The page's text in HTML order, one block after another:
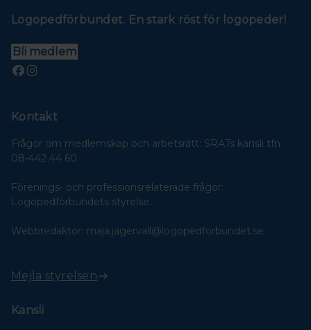
Logopedförbundet. En stark röst för logopeder!
Bli medlem
Kontakt
Frågor om medlemskap och arbetsrätt: SRATs kansli tfn:
08-442 44 60
Förenings- och professionsrelaterade frågor:
Logopedförbundets styrelse.
Webbredaktör: maja.jagervall@logopedforbundet.se
Mejla styrelsen
Kansli